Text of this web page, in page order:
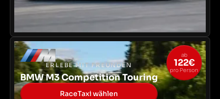
ERLEBE MIT FREUNDEN
BMW M3 Competition Touring
RaceTaxi wählen
ab
122€
pro Person